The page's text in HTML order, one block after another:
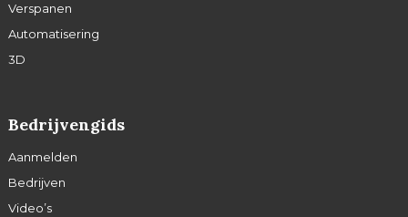
Verspanen
Automatisering
3D
Bedrijvengids
Aanmelden
Bedrijven
Video’s